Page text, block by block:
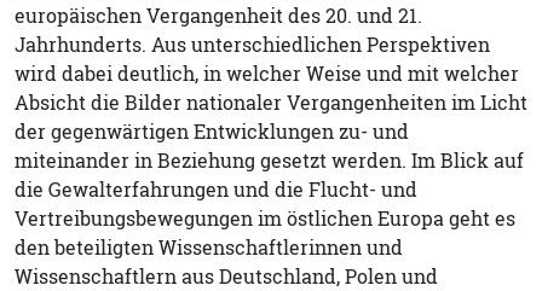
europäischen Vergangenheit des 20. und 21.
Jahrhunderts. Aus unterschiedlichen Perspektiven
wird dabei deutlich, in welcher Weise und mit welcher
Absicht die Bilder nationaler Vergangenheiten im Licht
der gegenwärtigen Entwicklungen zu- und
miteinander in Beziehung gesetzt werden. Im Blick auf
die Gewalterfahrungen und die Flucht- und
Vertreibungsbewegungen im östlichen Europa geht es
den beteiligten Wissenschaftlerinnen und
Wissenschaftlern aus Deutschland, Polen und